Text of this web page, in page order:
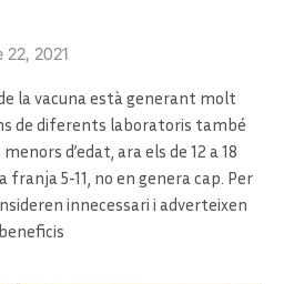
22, 2021
la vacuna està generant molt
de diferents laboratoris també
d’edat, ara els de 12 a 18
franja 5-11, no en genera cap. Per
innecessari i adverteixen